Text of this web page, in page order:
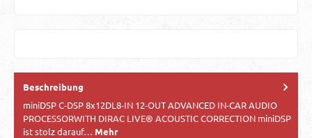
Beschreibung
miniDSP C-DSP 8x12DL8-IN 12-OUT ADVANCED IN-CAR AUDIO
PROCESSORWITH DIRAC LIVE® ACOUSTIC CORRECTION miniDSP
ist stolz darauf… Mehr